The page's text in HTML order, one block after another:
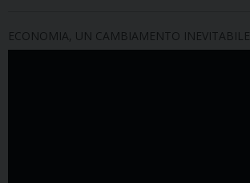
ECONOMIA, UN CAMBIAMENTO INEVITABILE